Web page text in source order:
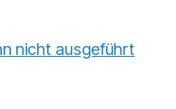
nicht ausgeführt